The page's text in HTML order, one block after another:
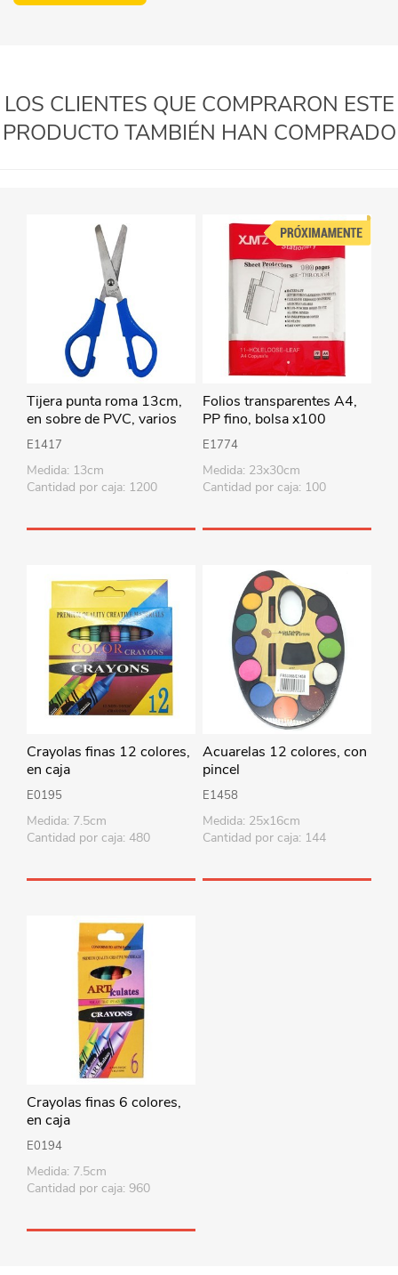
LOS CLIENTES QUE COMPRARON ESTE
PRODUCTO TAMBIÉN HAN COMPRADO
Tijera punta roma 13cm,
en sobre de PVC, varios
colores
E1417
Medida: 13cm
Cantidad por caja: 1200
Folios transparentes A4,
PP fino, bolsa x100
E1774
Medida: 23x30cm
Cantidad por caja: 100
Crayolas finas 12 colores,
en caja
E0195
Medida: 7.5cm
Cantidad por caja: 480
Acuarelas 12 colores, con
pincel
E1458
Medida: 25x16cm
Cantidad por caja: 144
Crayolas finas 6 colores,
en caja
E0194
Medida: 7.5cm
Cantidad por caja: 960